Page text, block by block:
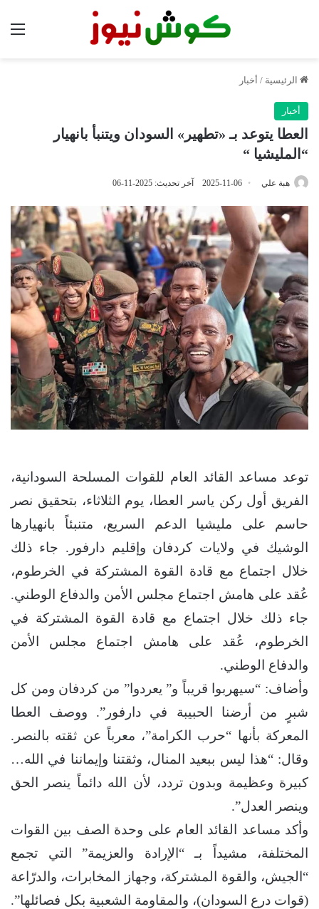
الرئيسية / أخبار
أخبار
العطا يتوعد بـ «تطهير» السودان ويتنبأ بانهيار
“المليشيا “
هبة علي 2025-11-06 آخر تحديث: 2025-11-06
توعد مساعد القائد العام للقوات المسلحة السودانية،
الفريق أول ركن ياسر العطا، يوم الثلاثاء، بتحقيق نصر
حاسم على مليشيا الدعم السريع، متنبئاً بانهيارها
الوشيك في ولايات كردفان وإقليم دارفور. جاء ذلك
خلال اجتماع مع قادة القوة المشتركة في الخرطوم،
عُقد على هامش اجتماع مجلس الأمن والدفاع الوطني.
جاء ذلك خلال اجتماع مع قادة القوة المشتركة في
الخرطوم، عُقد على هامش اجتماع مجلس الأمن
والدفاع الوطني.
وأضاف: “سيهربوا قريباً و” يعردوا” من كردفان ومن كل
شبرٍ من أرضنا الحبيبة في دارفور”. ووصف العطا
المعركة بأنها “حرب الكرامة”، معرباً عن ثقته بالنصر.
وقال: “هذا ليس ببعيد المنال، وثقتنا وإيماننا في الله…
كبيرة وعظيمة وبدون تردد، لأن الله دائماً ينصر الحق
وينصر العدل”.
وأكد مساعد القائد العام على وحدة الصف بين القوات
المختلفة، مشيداً بـ “الإرادة والعزيمة” التي تجمع
“الجيش، والقوة المشتركة، وجهاز المخابرات، والدرّاعة
(قوات درع السودان)، والمقاومة الشعبية بكل فصائلها”.